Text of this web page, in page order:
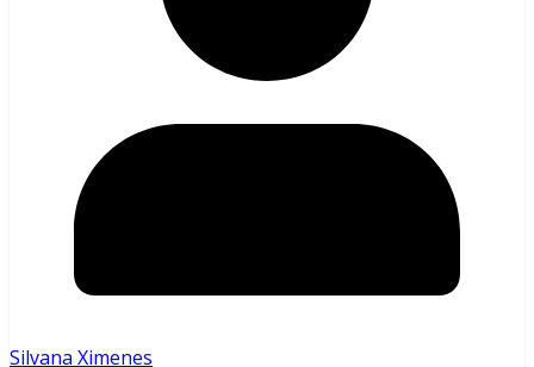
Silvana Ximenes